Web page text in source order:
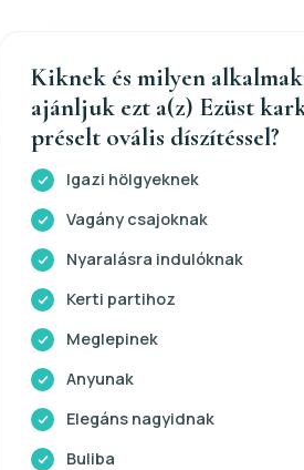
Kiknek és milyen
ajánljuk ezt a(z) Ezüst
préselt ovális díszítéssel?
Igazi hölgyeknek
Vagány csajoknak
Nyaralásra indulóknak
Kerti partihoz
Meglepinek
Anyunak
Elegáns nagyidnak
Buliba